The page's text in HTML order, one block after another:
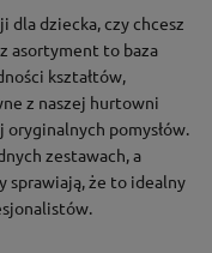
dla dziecka, czy chcesz
asortyment to baza
kształtów,
z naszej hurtowni
pomysłów.
zestawach, a
sprawiają, że to idealny